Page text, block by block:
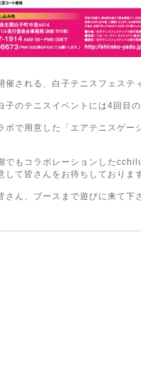
催される、白子テニスフェステ
子のテニスイベントには4回目の
ボで用意した「エアテニスゲ
でもコラボレーションした
して皆さんをお待ちしておりま
さん、ブースまで遊びに来て下